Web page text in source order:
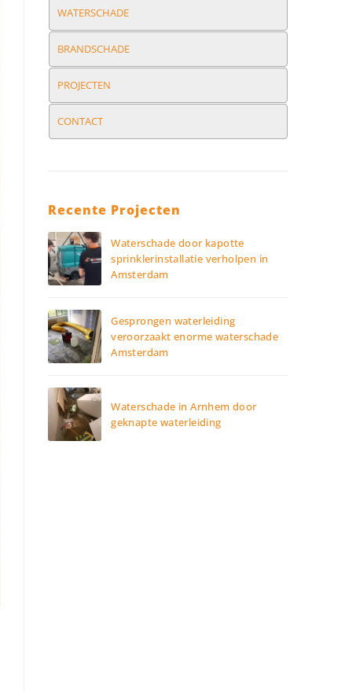
WATERSCHADE
BRANDSCHADE
PROJECTEN
CONTACT
Recente Projecten
Waterschade door kapotte
sprinklerinstallatie verholpen in
Amsterdam
Gesprongen waterleiding
veroorzaakt enorme waterschade
Amsterdam
Waterschade in Arnhem door
geknapte waterleiding